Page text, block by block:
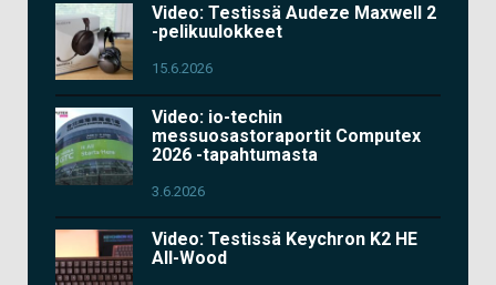
Video: Testissä Audeze Maxwell 2
-pelikuulokkeet
15.6.2026
Video: io-techin
messuosastoraportit Computex
2026 -tapahtumasta
3.6.2026
Video: Testissä Keychron K2 HE
All-Wood